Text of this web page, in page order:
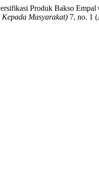
Produk Bakso
Masyarakat) 7, no. 1